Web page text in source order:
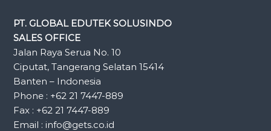
PT. GLOBAL EDUTEK SOLUSINDO
SALES OFFICE
Jalan Raya Serua No. 10
Ciputat, Tangerang Selatan 15414
Banten – Indonesia
Phone : +62 21 7447-889
Fax : +62 21 7447-889
Email : info@gets.co.id